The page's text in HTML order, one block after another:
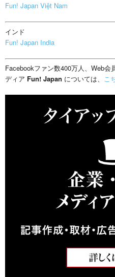
Fun! Japan Việt Nam
インド
Fun! Japan India
Facebookファン数400万人、Web会
ディア Fun! Japan については、 こ